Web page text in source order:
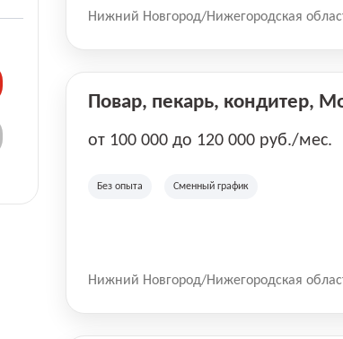
Нижний Новгород/Нижегородская
Повар, пекарь, кондитер,
от 100 000 до 120 000 руб./мес.
Без опыта Сменный график
Нижний Новгород/Нижегородская